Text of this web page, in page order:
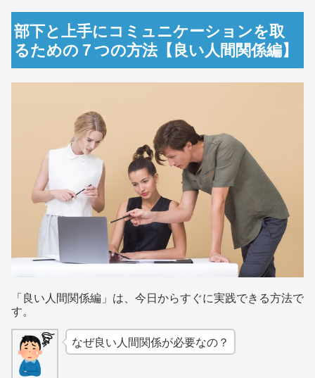
部下と上手にコミュニケーションを取
るための７つの方法【良い人間関係編】
「良い人間関係編」は、今日からすぐに実践できる方法で
す。
なぜ良い人間関係が必要なの？